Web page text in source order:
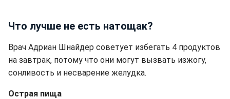
Что лучше не есть натощак?
Врач Адриан Шнайдер советует избегать 4 продуктов
на завтрак, потому что они могут вызвать изжогу,
сонливость и несварение желудка.
Острая пища